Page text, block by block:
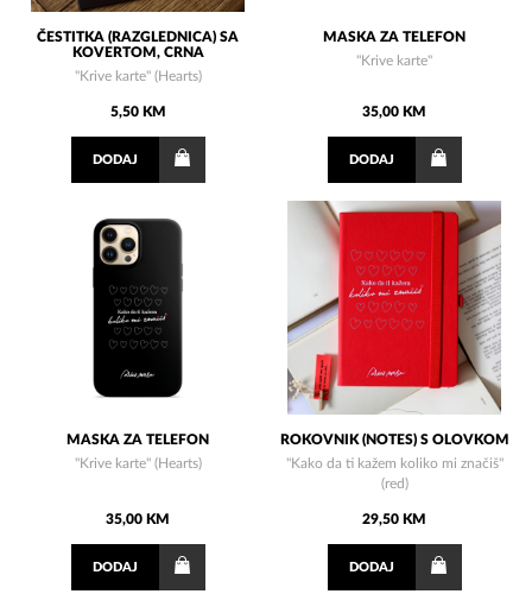
ČESTITKA (RAZGLEDNICA) SA
KOVERTOM, CRNA
"Krive karte" (Hearts)
5,50 KM
DODAJ
MASKA ZA TELEFON
"Krive karte"
35,00 KM
DODAJ
MASKA ZA TELEFON
"Krive karte" (Hearts)
35,00 KM
DODAJ
ROKOVNIK (NOTES) S OLOVKOM
"Kako da ti kažem koliko mi značiš"
(red)
29,50 KM
DODAJ